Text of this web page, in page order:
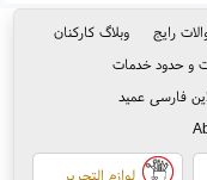
رایج
وبلاگ کارکنان
و حدود خدمات
فارسی عمید
لوازم التحریر